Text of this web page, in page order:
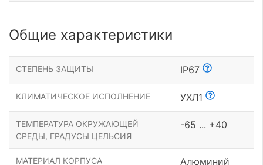
Общие характеристики
СТЕПЕНЬ ЗАЩИТЫ IP67
КЛИМАТИЧЕСКОЕ ИСПОЛНЕНИЕ УХЛ1
ТЕМПЕРАТУРА ОКРУЖАЮЩЕЙ
СРЕДЫ, ГРАДУСЫ ЦЕЛЬСИЯ
-65 ... +40
МАТЕРИАЛ КОРПУСА Алюминий